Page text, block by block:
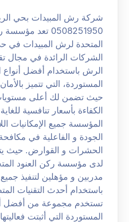
شركة رش المبيدات بحي
0508251950 تعد
المتحدة لرش المبيدات في
الشركات الرائدة في مجال
الرش باستخدام أفضل أنواع
المستوردة، التي تتميز بالأمان
حيث تضمن لك أعلى مستويات
الكفاءة بأسعار تنافسية
المؤسسة جميع الإمكانيات
الجودة و الفاعلية في
الحشرات و القوارض. حيث
لدى مؤسسة ركن العنود
مدربين و مؤهلين لتنفيذ
باستخدام أحدث التقنيات
تستخدم مجموعة من أفضل
المستوردة التي أثبتت